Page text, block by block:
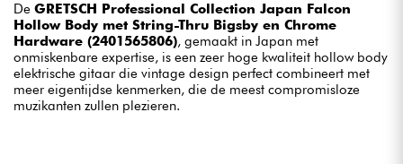
De GRETSCH Professional Collection Japan Falcon
Hollow Body met String-Thru Bigsby en Chrome
Hardware (2401565806), gemaakt in Japan met
onmiskenbare expertise, is een zeer hoge kwaliteit hollow body
elektrische gitaar die vintage design perfect combineert met
meer eigentijdse kenmerken, die de meest compromisloze
muzikanten zullen plezieren.